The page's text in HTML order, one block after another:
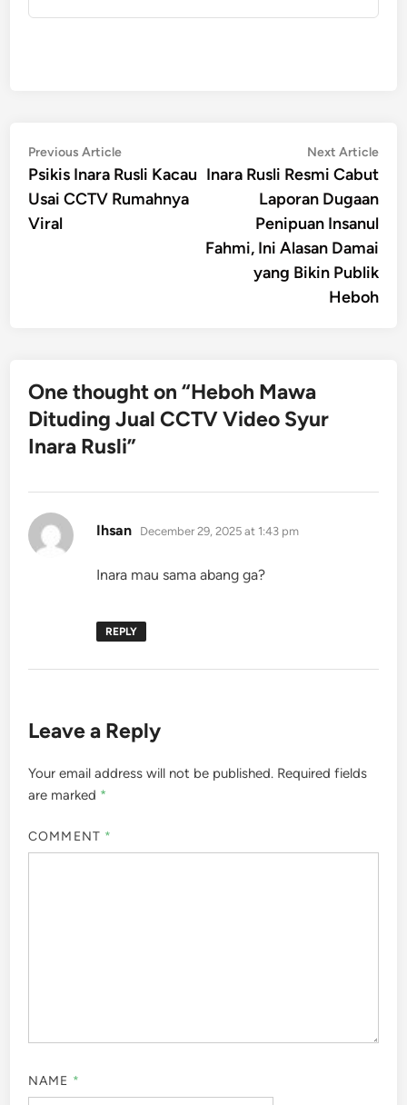
Post
navigation
Previous ArticlePrevious
article:
Psikis Inara Rusli Kacau
Usai CCTV Rumahnya
Viral
Next Article
Inara Rusli Resmi Cabut
Laporan Dugaan
Penipuan Insanul
Fahmi, Ini Alasan Damai
yang Bikin Publik
Heboh
One thought on “Heboh Mawa
Dituding Jual CCTV Video Syur
Inara Rusli”
Ihsan says:
December 29, 2025 at 1:43 pm
Inara mau sama abang ga?
REPLY
Leave a Reply
Your email address will not be published. Required fields
are marked *
COMMENT *
NAME *